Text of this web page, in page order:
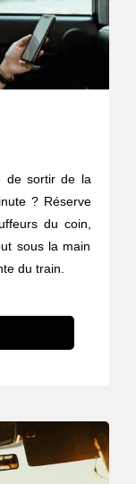
de sortir de la
? Réserve
du coin,
sous la main
du train.